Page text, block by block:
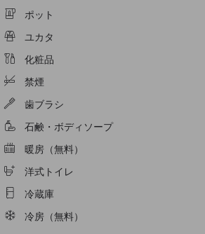
ポット
ユカタ
化粧品
禁煙
歯ブラシ
石鹸・ボディソープ
暖房（無料）
洋式トイレ
冷蔵庫
冷房（無料）